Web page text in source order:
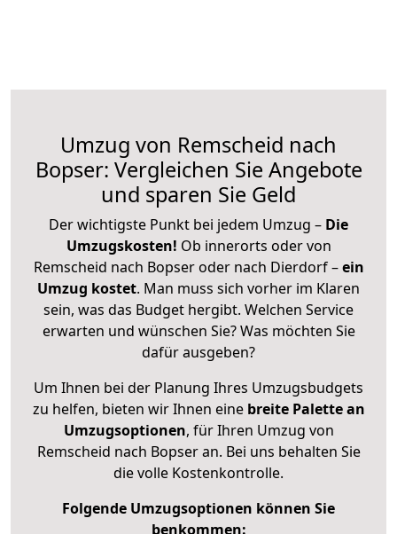
Umzug von Remscheid nach
Bopser: Vergleichen Sie Angebote
und sparen Sie Geld
Der wichtigste Punkt bei jedem Umzug – Die
Umzugskosten! Ob innerorts oder von
Remscheid nach Bopser oder nach Dierdorf –ein
Umzug kostet. Man muss sich vorher im Klaren
sein, was das Budget hergibt. Welchen Service
erwarten und wünschen Sie? Was möchten Sie
dafür ausgeben?
Um Ihnen bei der Planung Ihres Umzugsbudgets
zu helfen, bieten wir Ihnen eine breite Palette an
Umzugsoptionen, für Ihren Umzug von
Remscheid nach Bopser an. Bei uns behalten Sie
die volle Kostenkontrolle.
Folgende Umzugsoptionen können Sie
benkommen: